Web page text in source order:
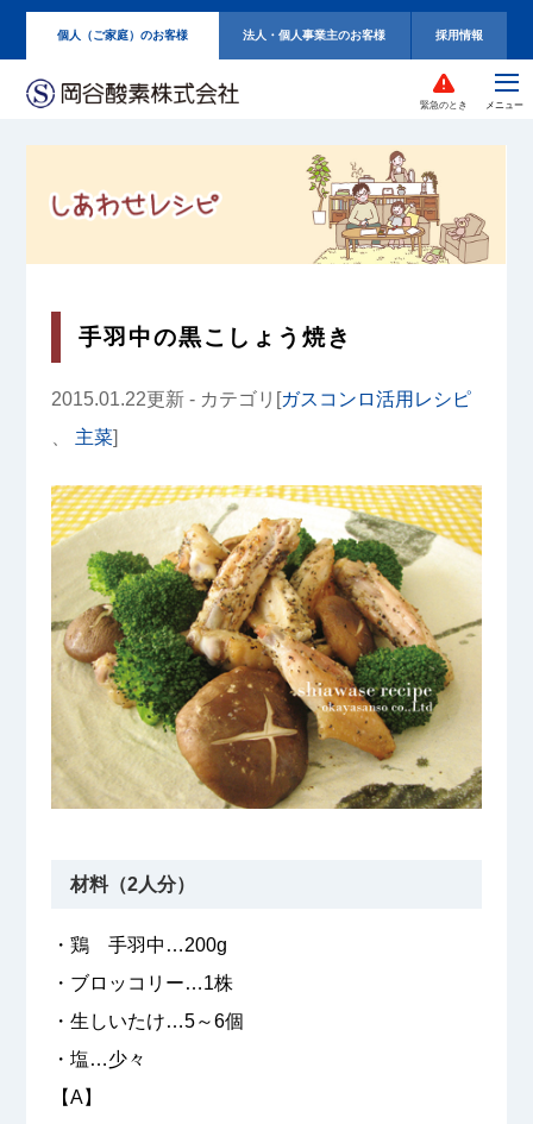
個人（ご家庭）のお客様 法人・個人事業主のお客様 採用情報
緊急のとき
手羽中の黒こしょう焼き
2015.01.22更新 - カテゴリ[ガスコンロ活用レシピ
主菜]
材料（2人分）
・鶏 手羽中…200g
・ブロッコリー…1株
・生しいたけ…5～6個
・塩…少々
【A】